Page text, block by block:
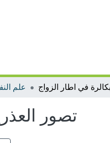
علم
تصور